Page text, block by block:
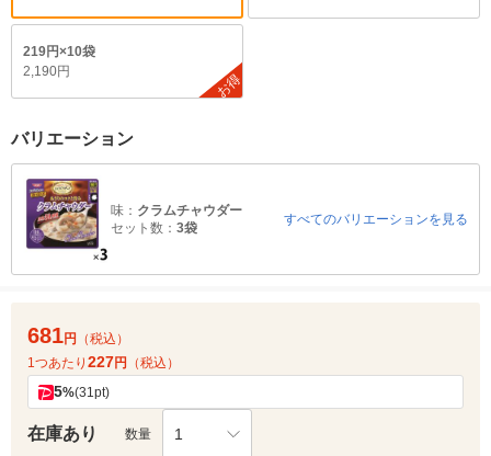
219円×10袋
2,190円
お得
バリエーション
味： クラムチャウダー
セット数： 3袋
すべてのバリエーションを見る
681円
（税込）
1つあたり 227円 （税込）
5%(31pt)
在庫あり 数量 1